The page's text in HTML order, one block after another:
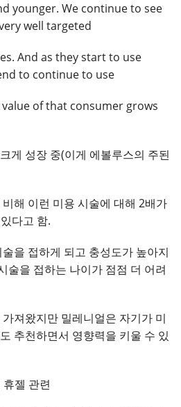
younger. We continue to see
well targeted
And as they start to use
to continue to use
of that consumer grows
게 성장 중(이게 에볼루스의 주된
해 이런 미용 시술에 대해 2배가
다고 함.
을 접하게 되고 충성도가 높아지
술을 접하는 나이가 점점 더 어려
져왔지만 밀레니얼은 자기가 미
추천하면서 영향력을 키울 수 있
젤 관련